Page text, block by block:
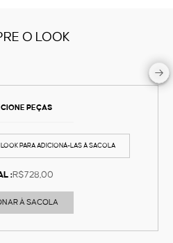
O LOOK
PEÇAS
PARA ADICIONÁ-LAS À SACOLA
:R$728,00
À SACOLA